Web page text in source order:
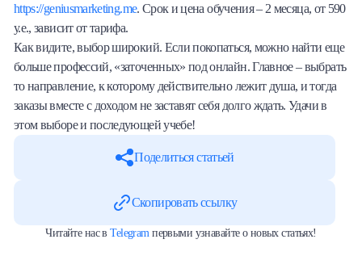
https://geniusmarketing.me. Срок и цена обучения – 2 месяца, от 590
у.е., зависит от тарифа.
Как видите, выбор широкий. Если покопаться, можно найти еще
больше профессий, «заточенных» под онлайн. Главное – выбрать
то направление, к которому действительно лежит душа, и тогда
заказы вместе с доходом не заставят себя долго ждать. Удачи в
этом выборе и последующей учебе!
Поделиться статьей
Скопировать ссылку
Читайте нас вTelegram первыми узнавайте о новых статьях!